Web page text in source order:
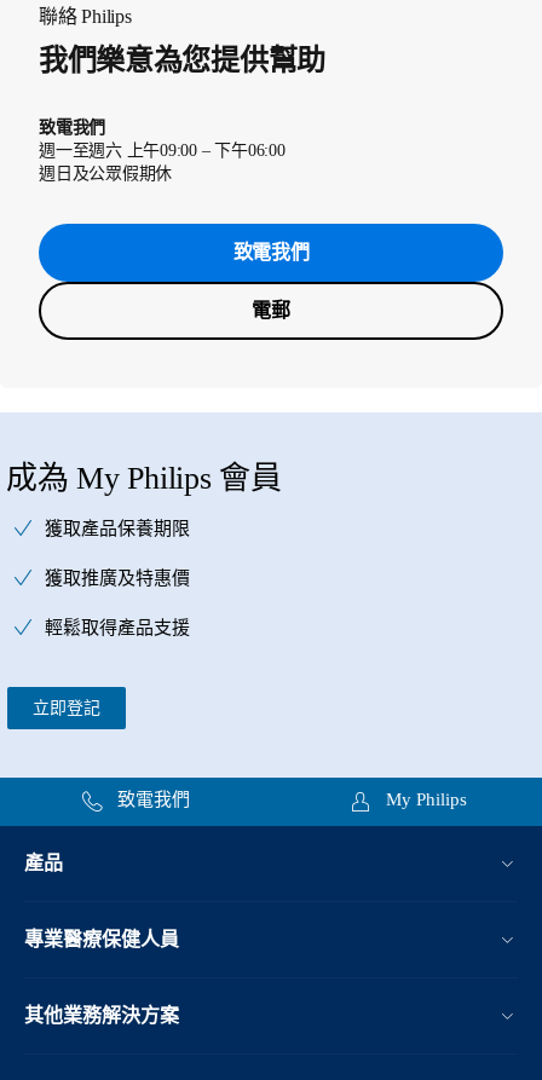
聯絡 Philips
我們樂意為您提供幫助
致電我們
週一至週六 上午09:00 – 下午06:00
週日及公眾假期休
致電我們
電郵
成為 My Philips 會員
獲取產品保養期限
獲取推廣及特惠價
輕鬆取得產品支援
立即登記
致電我們 My Philips
產品
專業醫療保健人員
其他業務解決方案​